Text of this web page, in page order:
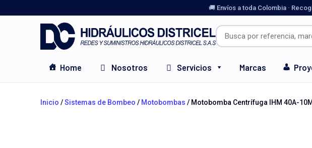
🚚 Envíos a toda Colombia ·
Home Nosotros Servicios Marcas
Inicio /Sistemas de Bombeo / Motobombas / Motobomba Centrífuga IHM 40A-